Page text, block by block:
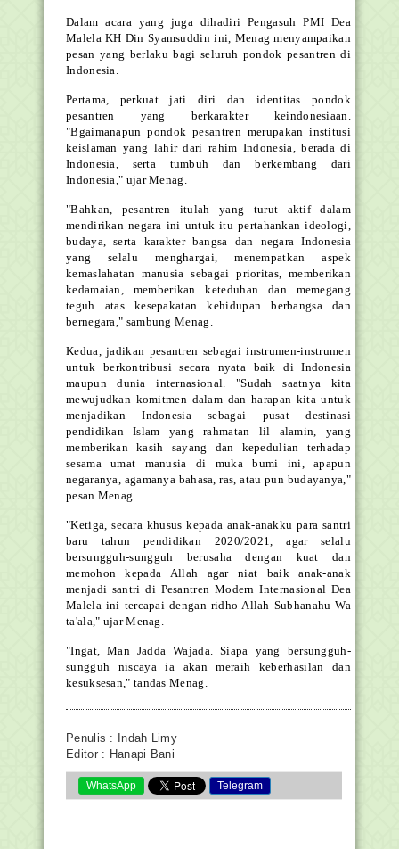
Dalam acara yang juga dihadiri Pengasuh PMI Dea
Malela KH Din Syamsuddin ini, Menag menyampaikan
pesan yang berlaku bagi seluruh pondok pesantren di
Indonesia.
Pertama, perkuat jati diri dan identitas pondok
pesantren yang berkarakter keindonesiaan.
"Bgaimanapun pondok pesantren merupakan institusi
keislaman yang lahir dari rahim Indonesia, berada di
Indonesia, serta tumbuh dan berkembang dari
Indonesia," ujar Menag.
"Bahkan, pesantren itulah yang turut aktif dalam
mendirikan negara ini untuk itu pertahankan ideologi,
budaya, serta karakter bangsa dan negara Indonesia
yang selalu menghargai, menempatkan aspek
kemaslahatan manusia sebagai prioritas, memberikan
kedamaian, memberikan keteduhan dan memegang
teguh atas kesepakatan kehidupan berbangsa dan
bernegara," sambung Menag.
Kedua, jadikan pesantren sebagai instrumen-instrumen
untuk berkontribusi secara nyata baik di Indonesia
maupun dunia internasional. "Sudah saatnya kita
mewujudkan komitmen dalam dan harapan kita untuk
menjadikan Indonesia sebagai pusat destinasi
pendidikan Islam yang rahmatan lil alamin, yang
memberikan kasih sayang dan kepedulian terhadap
sesama umat manusia di muka bumi ini, apapun
negaranya, agamanya bahasa, ras, atau pun budayanya,"
pesan Menag.
"Ketiga, secara khusus kepada anak-anakku para santri
baru tahun pendidikan 2020/2021, agar selalu
bersungguh-sungguh berusaha dengan kuat dan
memohon kepada Allah agar niat baik anak-anak
menjadi santri di Pesantren Modern Internasional Dea
Malela ini tercapai dengan ridho Allah Subhanahu Wa
ta'ala," ujar Menag.
"Ingat, Man Jadda Wajada. Siapa yang bersungguh-
sungguh niscaya ia akan meraih keberhasilan dan
kesuksesan," tandas Menag.
Penulis : Indah Limy
Editor : Hanapi Bani
WhatsApp Telegram